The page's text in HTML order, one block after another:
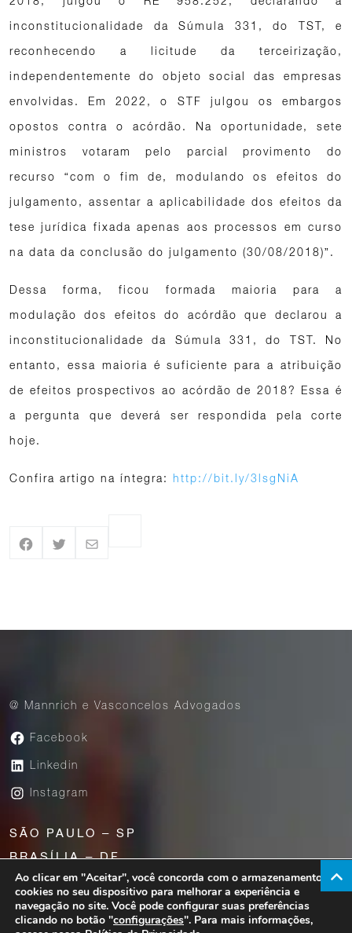
inconstitucionalidade da Súmula 331, do TST, e
reconhecendo a licitude da terceirização,
independentemente do objeto social das empresas
envolvidas. Em 2022, o STF julgou os embargos
opostos contra o acórdão. Na oportunidade, sete
ministros votaram pelo parcial provimento do
recurso “com o fim de, modulando os efeitos do
julgamento, assentar a aplicabilidade dos efeitos da
tese jurídica fixada apenas aos processos em curso
na data da conclusão do julgamento (30/08/2018)”.
Dessa forma, ficou formada maioria para a
modulação dos efeitos do acórdão que declarou a
inconstitucionalidade da Súmula 331, do TST. No
entanto, essa maioria é suficiente para a atribuição
de efeitos prospectivos ao acórdão de 2018? Essa é
a pergunta que deverá ser respondida pela corte
hoje.
Confira artigo na íntegra: http://bit.ly/3lsgNiA
@ Mannrich e Vasconcelos Advogados
Facebook
Linkedin
Instagram
SÃO PAULO – SP
BRASÍLIA – DF
UBERABA – MG
Ao clicar em "Aceitar", você concorda com o armazenamento de
cookies no seu dispositivo para melhorar a experiência e
navegação no site. Você pode configurar suas preferências
clicando no botão "configurações". Para mais informações,